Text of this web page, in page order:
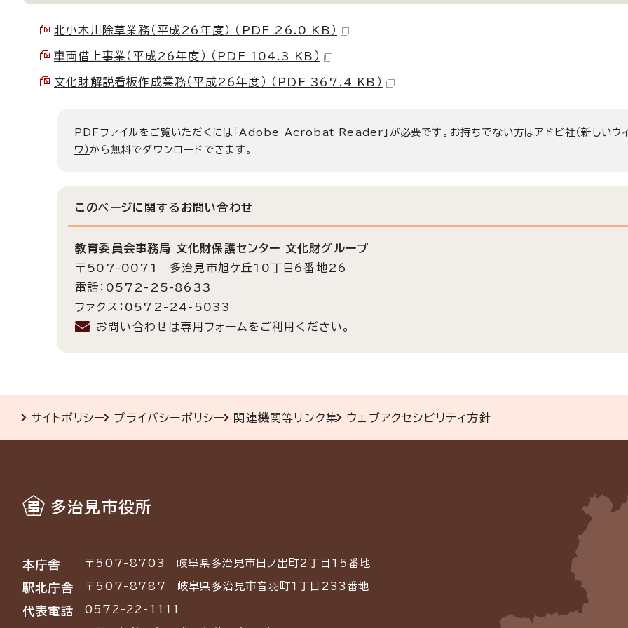
北小木川除草業務（平成26年度） （PDF 26.0 KB）
車両借上事業（平成26年度） （PDF 104.3 KB）
文化財解説看板作成業務（平成26年度） （PDF 367.4 KB）
PDFファイルをご覧いただくには「Adobe Acrobat Reader」が必要です。お持ちでない方はアドビ社（新しいウ
ウ）から無料でダウンロードできます。
このページに関する お問い合わせ
教育委員会事務局 文化財保護センター 文化財グループ
〒507-0071 多治見市旭ケ丘10丁目6番地26
電話：0572-25-8633
ファクス：0572-24-5033
お問い合わせは専用フォームをご利用ください。
サイトポリシー プライバシーポリシー 関連機関等リンク集 ウェブアクセシビリティ方針
多治見市役所
本庁舎 〒507-8703 岐阜県多治見市日ノ出町2丁目15番地
駅北庁舎 〒507-8787 岐阜県多治見市音羽町1丁目233番地
代表電話 0572-22-1111